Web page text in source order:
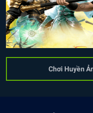
Chơi Huyền